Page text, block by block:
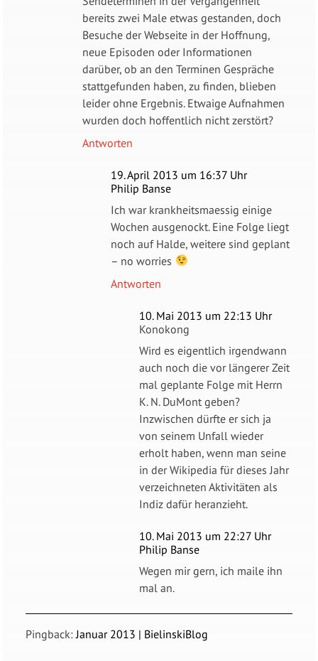
bereits zwei Male etwas gestanden, doch
Besuche der Webseite in der Hoffnung,
neue Episoden oder Informationen
darüber, ob an den Terminen Gespräche
stattgefunden haben, zu finden, blieben
leider ohne Ergebnis. Etwaige Aufnahmen
wurden doch hoffentlich nicht zerstört?
Antworten
19. April 2013 um 16:37 Uhr
Philip Banse
Ich war krankheitsmaessig einige
Wochen ausgenockt. Eine Folge liegt
noch auf Halde, weitere sind geplant
– no worries
Antworten
10. Mai 2013 um 22:13 Uhr
Konokong
Wird es eigentlich irgendwann
auch noch die vor längerer Zeit
mal geplante Folge mit Herrn
K. N. DuMont geben?
Inzwischen dürfte er sich ja
von seinem Unfall wieder
erholt haben, wenn man seine
in der Wikipedia für dieses Jahr
verzeichneten Aktivitäten als
Indiz dafür heranzieht.
10. Mai 2013 um 22:27 Uhr
Philip Banse
Wegen mir gern, ich maile ihn
mal an.
Pingback: Januar 2013 | BielinskiBlog